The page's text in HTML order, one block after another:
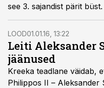
see 3. sajandist pärit büst.
LOOD01.01.16, 13:22
Leiti Aleksander
jäänused
Kreeka teadlane väidab,
Philippos II – Aleksander